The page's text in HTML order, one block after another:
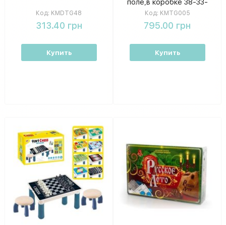
Код: KMDTG48
313.40 грн
Купить
поле,в коробке 38-33-
5,5см KMTG005
Код: KMTG005
795.00 грн
Купить